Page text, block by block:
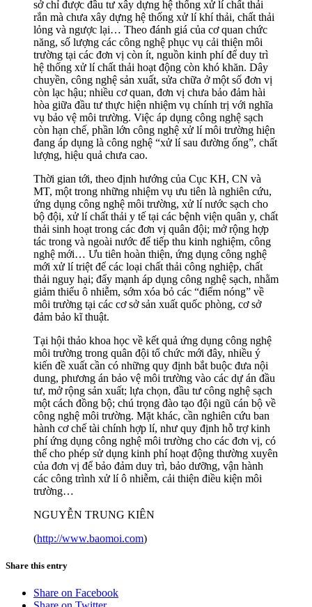
sở chỉ được đầu tư xây dựng hệ thống xử lí chất thải
rắn mà chưa xây dựng hệ thống xử lí khí thải, chất thải
lỏng và ngược lại… Theo đánh giá của cơ quan chức
năng, số lượng các công nghệ phục vụ cải thiện môi
trường tại các đơn vị còn ít, nguồn kinh phí để duy trì
hệ thống xử lí chất thải hoạt động còn khó khăn. Dây
chuyền, công nghệ sản xuất, sửa chữa ở một số đơn vị
còn lạc hậu; nhiều cơ quan, đơn vị chưa bảo đảm hài
hòa giữa đầu tư thực hiện nhiệm vụ chính trị với nghĩa
vụ bảo vệ môi trường. Việc áp dụng công nghệ sạch
còn hạn chế, phần lớn công nghệ xử lí môi trường hiện
đang áp dụng là công nghệ “xử lí sau đường ống”, chất
lượng, hiệu quả chưa cao.
Thời gian tới, theo định hướng của Cục KH, CN và
MT, một trong những nhiệm vụ ưu tiên là nghiên cứu,
ứng dụng công nghệ môi trường, xử lí nước sạch cho
bộ đội, xử lí chất thải y tế tại các bệnh viện quân y, chất
thải sinh hoạt trong các đơn vị quân đội; mở rộng hợp
tác trong và ngoài nước để tiếp thu kinh nghiệm, công
nghệ mới… Ưu tiên hoàn thiện, ứng dụng công nghệ
mới xử lí triệt để các loại chất thải công nghiệp, chất
thải nguy hại; đẩy mạnh áp dụng công nghệ sạch, nhằm
giảm thiểu ô nhiễm, sớm xóa bỏ các “điểm nóng” về
môi trường tại các cơ sở sản xuất quốc phòng, cơ sở
đảm bảo kĩ thuật.
Tại hội thảo khoa học về kết quả ứng dụng công nghệ
môi trường trong quân đội tổ chức mới đây, nhiều ý
kiến đề xuất cần có những quy định bắt buộc đưa nội
dung, phương án bảo vệ môi trường vào các dự án đầu
tư, mở rộng sản xuất; lựa chọn, đầu tư công nghệ sạch
một cách đồng bộ; chú trọng đào tạo đội ngũ cán bộ về
công nghệ môi trường. Mặt khác, cần nghiên cứu ban
hành cơ chế tài chính hợp lí, như quy định hỗ trợ kinh
phí ứng dụng công nghệ môi trường cho các đơn vị, có
thể cho phép sử dụng kinh phí hoạt động thường xuyên
của đơn vị để bảo đảm duy trì, bảo dưỡng, vận hành
các công trình xử lí ô nhiễm, cải thiện điều kiện môi
trường…
NGUYỄN TRUNG KIÊN
(http://www.baomoi.com)
Share this entry
Share on Facebook